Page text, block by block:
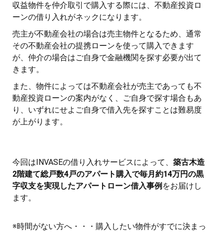
収益物件を仲介取引で購入する際には、不動産投資ロ
ーンの借り入れがネックになります。
売主が不動産会社の場合は売主物件となるため、通常
その不動産会社の提携ローンを使って購入できます
が、仲介の場合はご自身で金融機関を探す必要が出て
きます。
また、物件によっては不動産会社が売主であっても不
動産投資ローンの案内がなく、ご自身で探す場合もあ
り、いずれにせよご自身で借入先を探すことは難易度
が上がります。
今回はINVASEの借り入れサービスによって、 築古木造
2階建て総戸数4戸のアパート購入で毎月約14万円の黒
字収支を実現したアパートローン借入事例 をお届けし
ます。
※時間がない方へ・・・購入したい物件がすでに決まっ